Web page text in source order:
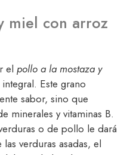
miel con arroz
el pollo a la mostaza y
Este grano
sabor, sino que
minerales y vitaminas B.
o de pollo le dará
verduras asadas, el